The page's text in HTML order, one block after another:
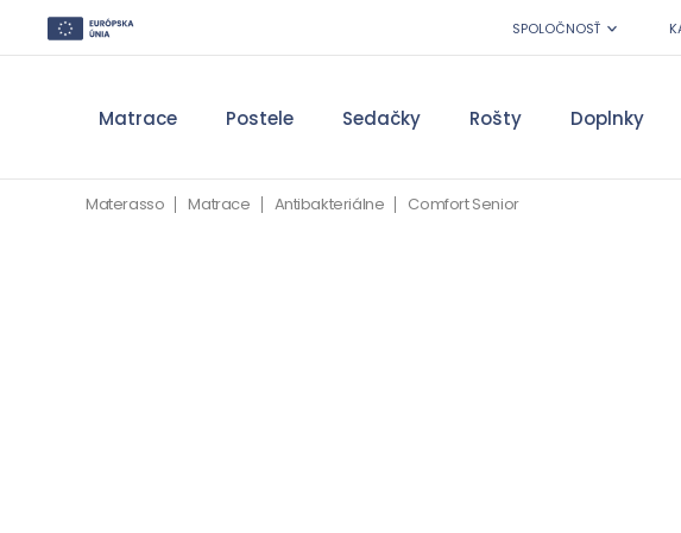
SPOLOČNOSŤ
Matrace Postele Sedačky Rošty Doplnky
Materasso Matrace Antibakteriálne Comfort Senior